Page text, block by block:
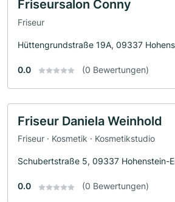
Friseursalon Conny
Friseur
Hüttengrundstraße 19A, 09337
0.0 (0 Bewertungen)
Friseur Daniela Weinhold
Friseur · Kosmetik · Kosmetikstudio
Schubertstraße 5, 09337 Hohenstein-
0.0 (0 Bewertungen)